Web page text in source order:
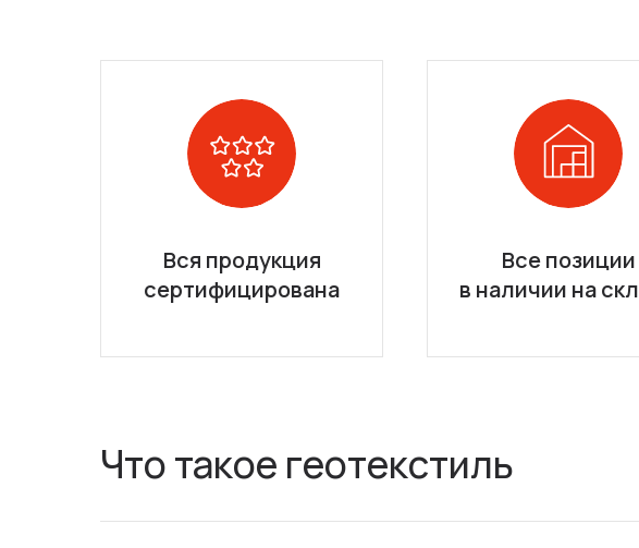
Вся продукция
сертифицирована
Все позиции
в наличии на
Что такое геотекстиль